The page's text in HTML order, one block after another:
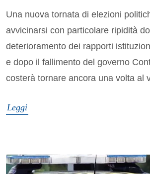
Una nuova tornata di elezioni
avvicinarsi con particolare ripidità
deterioramento dei rapporti
e dopo il fallimento del governo
costerà tornare ancora una volta al
Leggi